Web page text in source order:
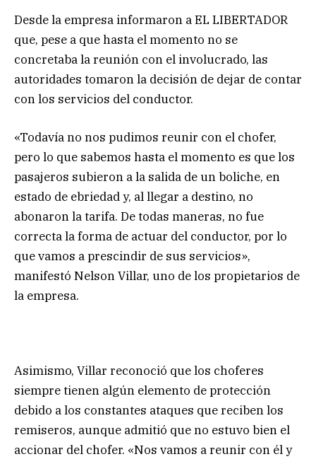
Desde la empresa informaron a EL LIBERTADOR
que, pese a que hasta el momento no se
concretaba la reunión con el involucrado, las
autoridades tomaron la decisión de dejar de contar
con los servicios del conductor.
«Todavía no nos pudimos reunir con el chofer,
pero lo que sabemos hasta el momento es que los
pasajeros subieron a la salida de un boliche, en
estado de ebriedad y, al llegar a destino, no
abonaron la tarifa. De todas maneras, no fue
correcta la forma de actuar del conductor, por lo
que vamos a prescindir de sus servicios»,
manifestó Nelson Villar, uno de los propietarios de
la empresa.
Asimismo, Villar reconoció que los choferes
siempre tienen algún elemento de protección
debido a los constantes ataques que reciben los
remiseros, aunque admitió que no estuvo bien el
accionar del chofer. «Nos vamos a reunir con él y